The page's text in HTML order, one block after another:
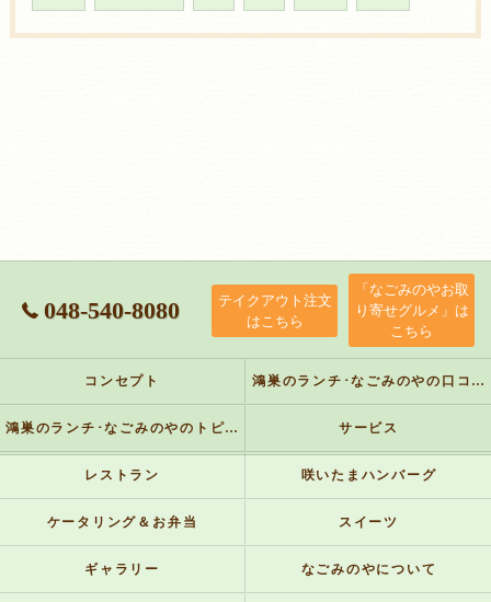
048-540-8080
テイクアウト注文
はこちら
「なごみのやお取
り寄せグルメ」は
こちら
コンセプト 鴻巣のランチ･なごみのやの口コミ情報
鴻巣のランチ･なごみのやのトピックス サービス
レストラン 咲いたまハンバーグ
ケータリング＆お弁当 スイーツ
ギャラリー なごみのやについて